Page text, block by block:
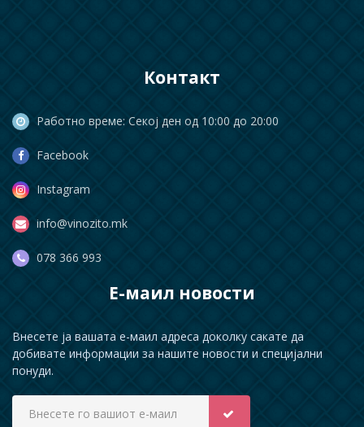
Контакт
Работно време: Секој ден од 10:00 до 20:00
Facebook
Instagram
info@vinozito.mk
078 366 993
Е-маил новости
Внесете ја вашата е-маил адреса доколку сакате да
добивате информации за нашите новости и специјални
понуди.